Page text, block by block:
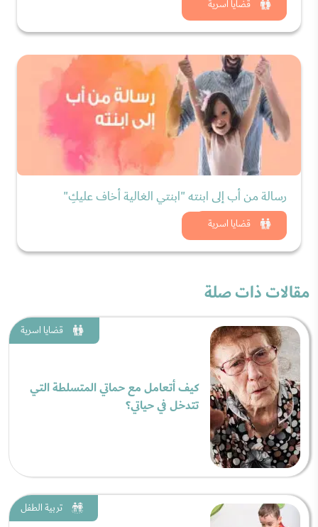
قضايا اسرية
شاهد الان
قضايا اسرية
رسالة من أب إلى ابنته "ابنتي الغالية أخاف عليكِ"
شاهد الان
مقالات ذات صلة
قضايا اسرية
كيف أتعامل مع حماتي المتسلطة التي
تتدخل في حياتي؟
تربية الطفل